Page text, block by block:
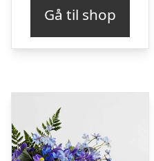
Gå til shop